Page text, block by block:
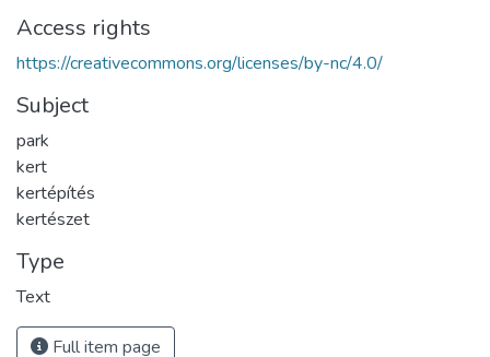
Access rights
https://creativecommons.org/licenses/by-nc/4.0/
Subject
park
kert
kertépítés
kertészet
Type
Text
Full item page